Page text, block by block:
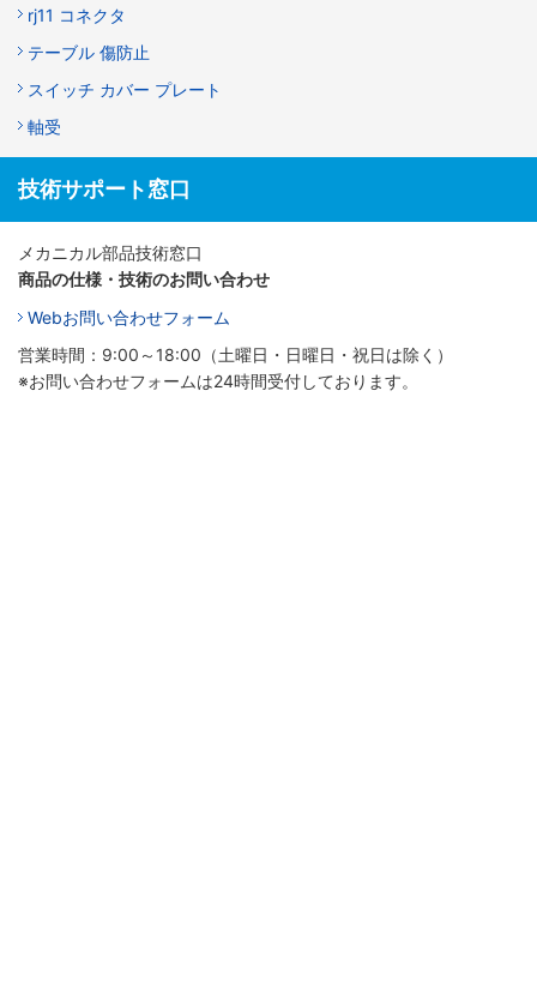
rj11 コネクタ
テーブル 傷防止
スイッチ カバー プレート
軸受
技術サポート窓口
メカニカル部品技術窓口
商品の仕様・技術のお問い合わせ
Webお問い合わせフォーム
営業時間：9:00～18:00（土曜日・日曜日・祝日は除く）
※お問い合わせフォームは24時間受付しております。